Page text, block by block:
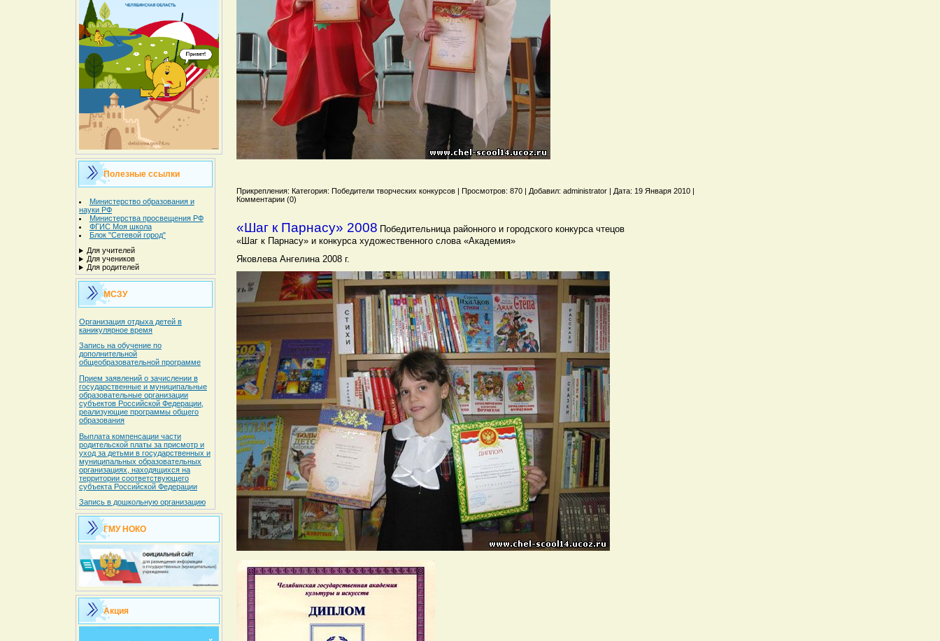
Полезные ссылки
Министерство образования и
науки РФ
Министерства просвещения РФ
ФГИС Моя школа
Блок "Сетевой город"
Для учителей
Для учеников
Для родителей
МСЗУ
Организация отдыха детей в
каникулярное время
Запись на обучение по
дополнительной
общеобразовательной программе
Прием заявлений о зачислении в
государственные и муниципальные
образовательные организации
субъектов Российской Федерации,
реализующие программы общего
образования
Выплата компенсации части
родительской платы за присмотр и
уход за детьми в государственных и
муниципальных образовательных
организациях, находящихся на
территории соответствующего
субъекта Российской Федерации
Запись в дошкольную организацию
ГМУ НОКО
Акция
Прикрепления: Категория: Победители творческих конкурсов | Просмотров: 870 | Добавил: administrator | Дата: 19 Января 2010 |
Комментарии (0)
«Шаг к Парнасу» 2008 Победительница районного и городского конкурса чтецов
«Шаг к Парнасу» и конкурса художественного слова «Академия»
Яковлева Ангелина 2008 г.